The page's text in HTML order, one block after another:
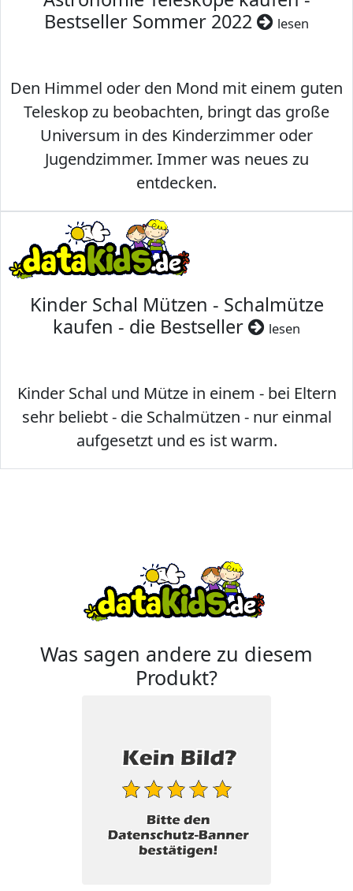
Bestseller Sommer 2022
lesen
Den Himmel oder den Mond mit einem guten
Teleskop zu beobachten, bringt das große
Universum in des Kinderzimmer oder
Jugendzimmer. Immer was neues zu
entdecken.
Kinder Schal Mützen - Schalmütze
kaufen - die Bestseller
lesen
Kinder Schal und Mütze in einem - bei Eltern
sehr beliebt - die Schalmützen - nur einmal
aufgesetzt und es ist warm.
Was sagen andere zu diesem
Produkt?